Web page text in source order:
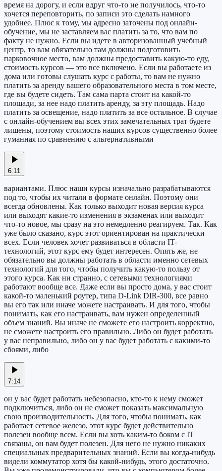
время на дорогу, и если вдруг что-то не получилось, что-то
хочется переповторить, по записи это сделать намного
удобнее. Плюс к тому, мы адресно заточены под онлайн-
обучение, мы не заставляем вас платить за то, что вам по
факту не нужно. Если вы идете в авторизованный учебный
центр, то вам обязательно там должны подготовить
парковочное место, вам должны предоставить какую-то еду,
стоимость курсов — это все включено. Если вы работаете из
дома или готовы слушать курс с работы, то вам не нужно
платить за аренду вашего образовательного места в том месте,
где вы будете сидеть. Там сама парта стоит на какой-то
площади, за нее надо платить аренду, за эту площадь. Надо
платить за освещение, надо платить за все остальное. В случае
с онлайн-обучением вы всех этих замечательных трат будете
лишены, поэтому стоимость наших курсов существенно более
гуманная по сравнению с альтернативными
6:11
вариантами. Плюс наши курсы изначально разрабатываются
под то, чтобы их читали в формате онлайн. Поэтому они
всегда обновлены. Как только выходит новая версия курса
или выходят какие-то изменения в экзаменах или выходит
что-то новое, мы сразу на это немедленно реагируем. Так. Как
уже было сказано, курс этот ориентирован на практически
всех. Если человек хочет развиваться в области IT-
технологий, этот курс ему будет интересен. Опять же, не
обязательно вы должны работать в области именно сетевых
технологий для того, чтобы получить какую-то пользу от
этого курса. Как ни странно, с сетевыми технологиями
работают вообще все. Даже если вы просто дома, у вас стоит
какой-то маленький роутер, типа D-Link DIR-300, все равно
вы его так или иначе можете настраивать. И для того, чтобы
понимать, как его настраивать, вам нужен определенный
объем знаний. Вы иначе не сможете его настроить корректно,
не сможете настроить его правильно. Либо он будет работать
у вас неправильно, либо он у вас будет работать с какими-то
сбоями, либо
7:14
он у вас будет работать небезопасно, кто-то к нему сможет
подключиться, либо он не сможет показать максимальную
свою производительность. Для того, чтобы понимать, как
работает сетевое железо, этот курс будет действительно
полезен вообще всем. Если вы хоть каким-то боком с IT
связаны, он вам будет полезен. Для него не нужно никаких
специальных предварительных знаний. Если вы когда-нибудь
видели коммутатор хотя бы какой-нибудь, этого достаточно.